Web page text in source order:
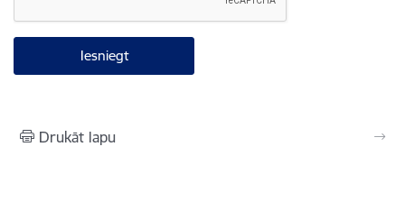
Drukāt lapu